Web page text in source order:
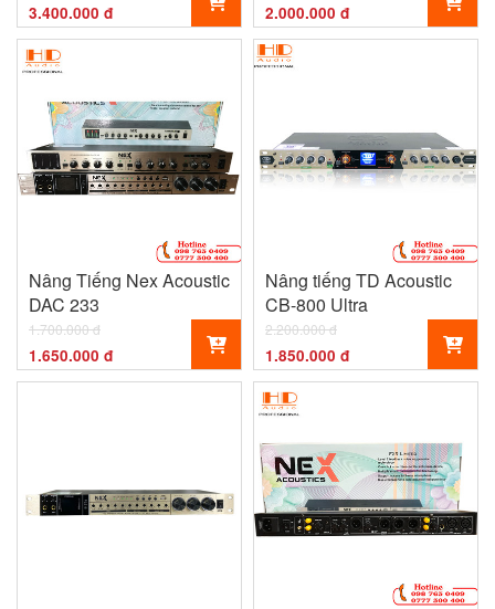
3.400.000 đ 2.000.000 đ
Nâng Tiếng Nex Acoustic
DAC 233
1.700.000 đ
1.650.000 đ
Nâng tiếng TD Acoustic
CB-800 Ultra
2.200.000 đ
1.850.000 đ